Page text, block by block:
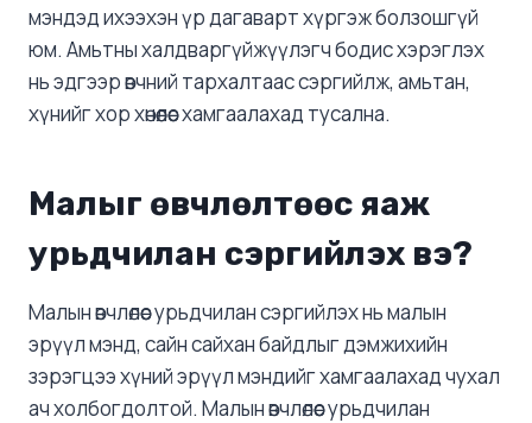
мэндэд ихээхэн үр дагаварт хүргэж болзошгүй
юм. Амьтны халдваргүйжүүлэгч бодис хэрэглэх
нь эдгээр өвчний тархалтаас сэргийлж, амьтан,
хүнийг хор хөнөөлөөс хамгаалахад тусална.
Малыг өвчлөлтөөс яаж
урьдчилан сэргийлэх вэ?
Малын өвчлөлөөс урьдчилан сэргийлэх нь малын
эрүүл мэнд, сайн сайхан байдлыг дэмжихийн
зэрэгцээ хүний ​​эрүүл мэндийг хамгаалахад чухал
ач холбогдолтой. Малын өвчлөлөөс урьдчилан